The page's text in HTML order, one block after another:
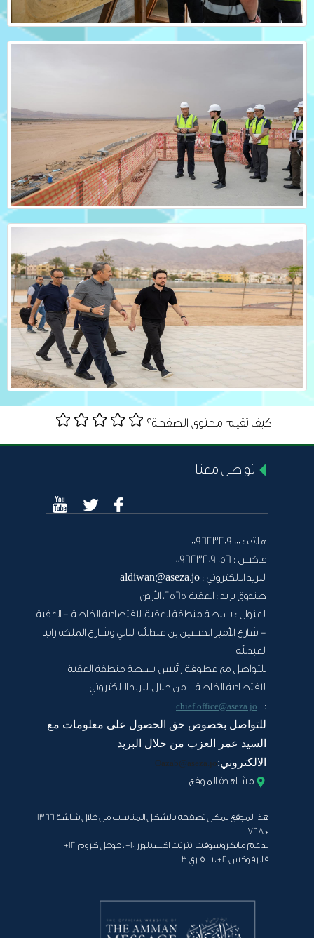
كيف تقيم محتوى الصفحة؟
تواصل معنا
هاتف : 0096232091000
فاكس : 0096232091056
البريد الالكتروني : aldiwan@aseza.jo
صندوق بريد : العقبة 2565، الأردن
العنوان : سلطة منطقة العقبة الاقتصادية الخاصة - العقبة
- شارع الأمير الحسين بن عبدالله الثاني وشارع الملكة رانيا
العبدلله
للتواصل مع عطوفة رئيس سلطة منطقة العقبة
الاقتصادية الخاصة من خلال البريد الالكتروني
:
chief.office@aseza.jo
للتواصل بخصوص حق الحصول على معلومات مع
السيد عمر العزب من خلال البريد
الالكتروني:Oazab@aseza.jo
مشاهدة الموقع
هذا الموقع يمكن تصفحه بالشكل المناسب من خلال شاشة 1366
* 768
يدعم مايكروسوفت انترنت اكسبلورر 10+ ، جوجل كروم 12+ ،
فايرفوكس 2+ ، سفاري 3